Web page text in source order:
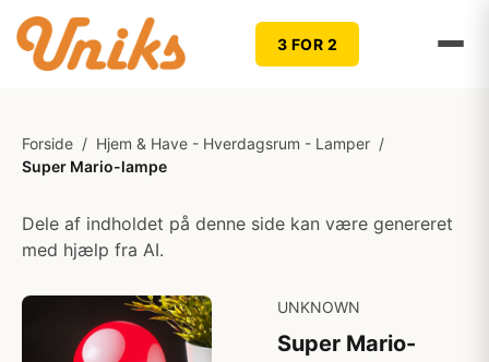
3 FOR 2
Forside / Hjem & Have - Hverdagsrum - Lamper /
Super Mario-lampe
Dele af indholdet på denne side kan være genereret
med hjælp fra AI.
UNKNOWN
Super Mario-